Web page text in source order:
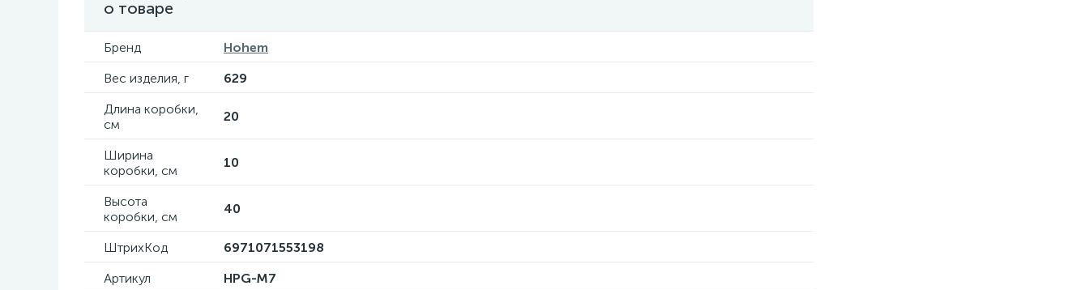
о товаре
Бренд
Hohem
Вес изделия, г
629
Длина коробки,
см
20
Ширина
коробки, см
10
Высота
коробки, см
40
ШтрихКод
6971071553198
Артикул
HPG-M7